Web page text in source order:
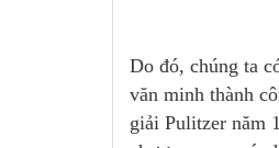
Do đó, chúng ta
văn minh thành
giải Pulitzer năm